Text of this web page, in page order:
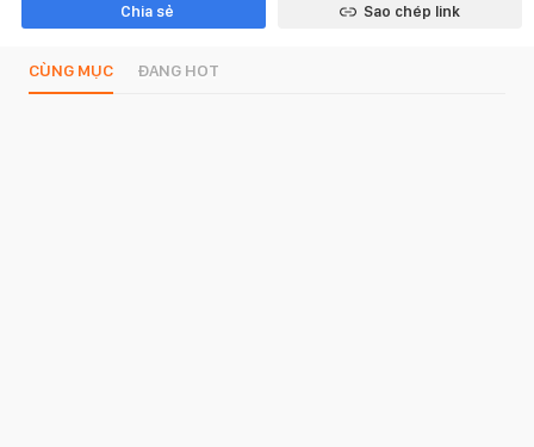
Chia sẻ Sao chép link
CÙNG MỤC ĐANG HOT